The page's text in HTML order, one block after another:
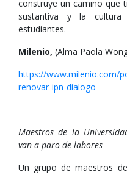
construye un camino que
sustantiva y la
estudiantes.
Milenio, (Alma Paola
https://www.milenio.com/
renovar-ipn-dialogo
Maestros de la
van a paro de labores
Un grupo de maestros